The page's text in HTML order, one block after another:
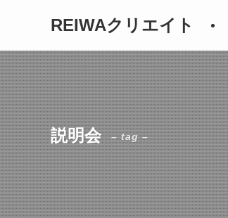
REIWAクリエイト
説明会 – tag –